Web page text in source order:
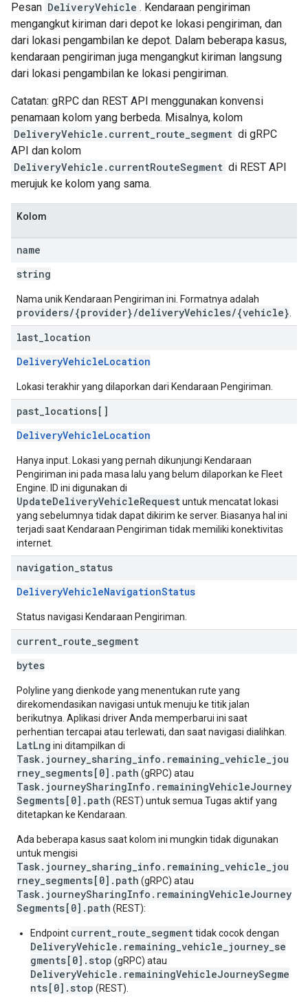
Pesan DeliveryVehicle . Kendaraan pengiriman
mengangkut kiriman dari depot ke lokasi pengiriman, dan
dari lokasi pengambilan ke depot. Dalam beberapa kasus,
kendaraan pengiriman juga mengangkut kiriman langsung
dari lokasi pengambilan ke lokasi pengiriman.
Catatan: gRPC dan REST API menggunakan konvensi
penamaan kolom yang berbeda. Misalnya, kolom
DeliveryVehicle.current_route_segment di gRPC
API dan kolom
DeliveryVehicle.currentRouteSegment di REST API
merujuk ke kolom yang sama.
Kolom
name
string
Nama unik Kendaraan Pengiriman ini. Formatnya adalah
providers/{provider}/deliveryVehicles/{vehicle}
last location
DeliveryVehicleLocation
Lokasi terakhir yang dilaporkan dari Kendaraan Pengiriman.
past locations[]
DeliveryVehicleLocation
Hanya input. Lokasi yang pernah dikunjungi Kendaraan
Pengiriman ini pada masa lalu yang belum dilaporkan ke Fleet
Engine. ID ini digunakan di
UpdateDeliveryVehicleRequestuntuk mencatat lokasi
yang sebelumnya tidak dapat dikirim ke server. Biasanya hal ini
terjadi saat Kendaraan Pengiriman tidak memiliki konektivitas
internet.
navigation status
DeliveryVehicleNavigationStatus
Status navigasi Kendaraan Pengiriman.
current route segment
bytes
Polyline yang dienkode yang menentukan rute yang
direkomendasikan navigasi untuk menuju ke titik jalan
berikutnya. Aplikasi driver Anda memperbarui ini saat
perhentian tercapai atau terlewati, dan saat navigasi dialihkan.
LatLng ini ditampilkan di
Task.journey_sharing_info.remaining_vehicle_jou
rney_segments[0].path (gRPC) atau
Task.journeySharingInfo.remainingVehicleJourney
Segments[0].path (REST) untuk semua Tugas aktif yang
ditetapkan ke Kendaraan.
Ada beberapa kasus saat kolom ini mungkin tidak digunakan
untuk mengisi
Task.journey_sharing_info.remaining_vehicle_jou
rney_segments[0].path (gRPC) atau
Task.journeySharingInfo.remainingVehicleJourney
Segments[0].path (REST):
Endpoint current_route_segmenttidak cocok dengan
DeliveryVehicle.remaining_vehicle_journey_se
gments[0].stop (gRPC) atau
DeliveryVehicle.remainingVehicleJourneySegme
nts[0].stop (REST).